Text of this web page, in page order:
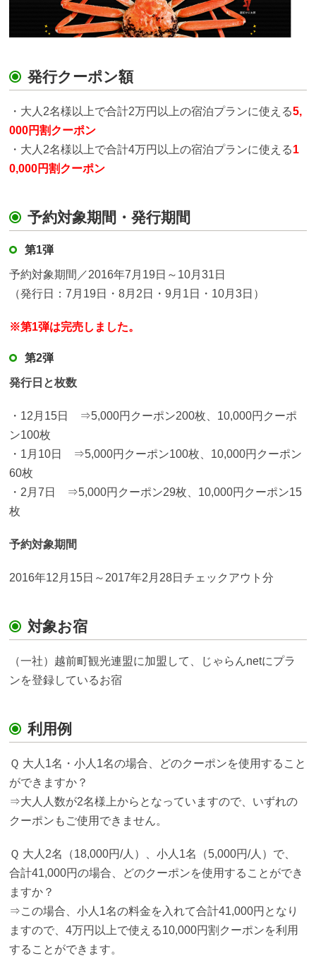
発行クーポン額
・大人2名様以上で合計2万円以上の宿泊プランに使える5,
000円割クーポン
・大人2名様以上で合計4万円以上の宿泊プランに使える1
0,000円割クーポン
予約対象期間・発行期間
第1弾
予約対象期間／2016年7月19日～10月31日
（発行日：7月19日・8月2日・9月1日・10月3日）
※第1弾は完売しました。
第2弾
発行日と枚数
・12月15日 ⇒5,000円クーポン200枚、10,000円クーポ
ン100枚
・1月10日 ⇒5,000円クーポン100枚、10,000円クーポン
60枚
・2月7日 ⇒5,000円クーポン29枚、10,000円クーポン15
枚
予約対象期間
2016年12月15日～2017年2月28日チェックアウト分
対象お宿
（一社）越前町観光連盟に加盟して、じゃらんnetにプラ
ンを登録しているお宿
利用例
Ｑ 大人1名・小人1名の場合、どのクーポンを使用すること
ができますか？
⇒大人人数が2名様上からとなっていますので、いずれの
クーポンもご使用できません。
Ｑ 大人2名（18,000円/人）、小人1名（5,000円/人）で、
合計41,000円の場合、どのクーポンを使用することができ
ますか？
⇒この場合、小人1名の料金を入れて合計41,000円となり
ますので、4万円以上で使える10,000円割クーポンを利用
することができます。